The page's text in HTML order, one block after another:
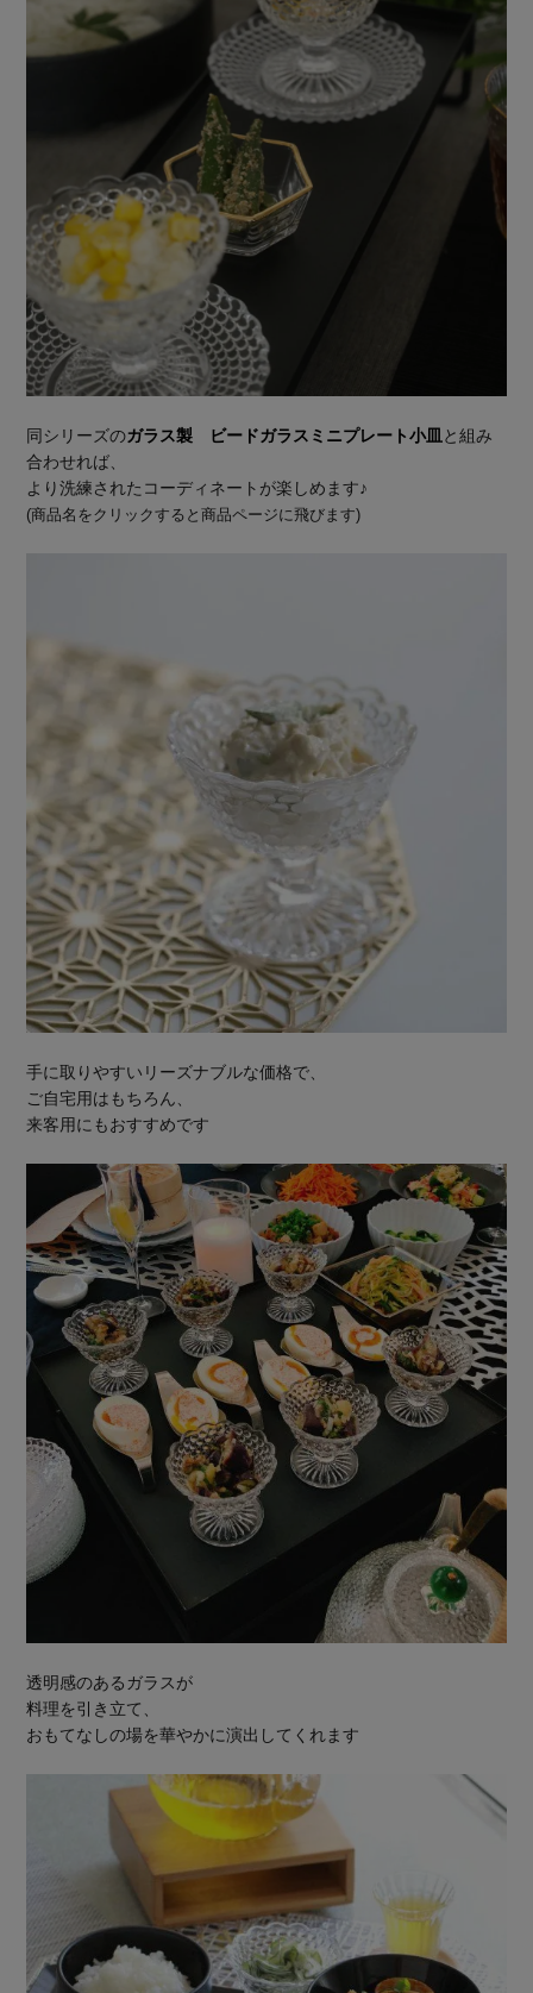
同シリーズのガラス製 ビードガラスミニプレート小皿 と組み
合わせれば、
より洗練されたコーディネートが楽しめます♪
(商品名をクリックすると商品ページに飛びます)
手に取りやすいリーズナブルな価格で、
ご自宅用はもちろん、
来客用にもおすすめです
透明感のあるガラスが
料理を引き立て、
おもてなしの場を華やかに演出してくれます